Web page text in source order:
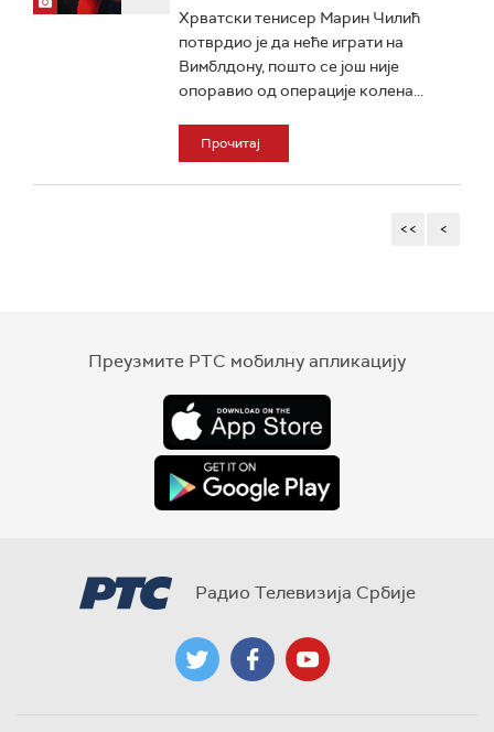
Хрватски тенисер Марин Чилић
потврдио је да неће играти на
Вимблдону, пошто се још није
опоравио од операције колена...
Прочитај
<< <
Преузмите РТС мобилну апликацију
Радио Телевизија Србије